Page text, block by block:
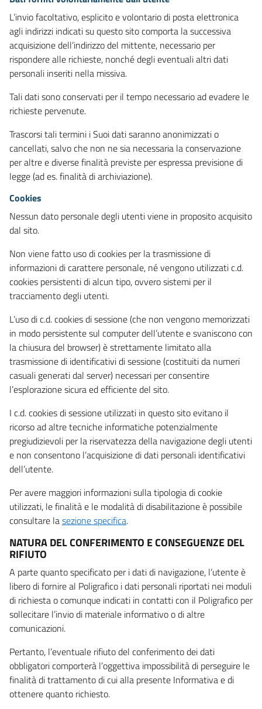
L’invio facoltativo, esplicito e volontario di posta elettronica
agli indirizzi indicati su questo sito comporta la successiva
acquisizione dell’indirizzo del mittente, necessario per
rispondere alle richieste, nonché degli eventuali altri dati
personali inseriti nella missiva.
Tali dati sono conservati per il tempo necessario ad evadere le
richieste pervenute.
Trascorsi tali termini i Suoi dati saranno anonimizzati o
cancellati, salvo che non ne sia necessaria la conservazione
per altre e diverse finalità previste per espressa previsione di
legge (ad es. finalità di archiviazione).
Cookies
Nessun dato personale degli utenti viene in proposito acquisito
dal sito.
Non viene fatto uso di cookies per la trasmissione di
informazioni di carattere personale, né vengono utilizzati c.d.
cookies persistenti di alcun tipo, ovvero sistemi per il
tracciamento degli utenti.
L’uso di c.d. cookies di sessione (che non vengono memorizzati
in modo persistente sul computer dell’utente e svaniscono con
la chiusura del browser) è strettamente limitato alla
trasmissione di identificativi di sessione (costituiti da numeri
casuali generati dal server) necessari per consentire
l’esplorazione sicura ed efficiente del sito.
I c.d. cookies di sessione utilizzati in questo sito evitano il
ricorso ad altre tecniche informatiche potenzialmente
pregiudizievoli per la riservatezza della navigazione degli utenti
e non consentono l’acquisizione di dati personali identificativi
dell’utente.
Per avere maggiori informazioni sulla tipologia di cookie
utilizzati, le finalità e le modalità di disabilitazione è possibile
consultare lasezione specifica.
NATURA DEL CONFERIMENTO E CONSEGUENZE DEL
RIFIUTO
A parte quanto specificato per i dati di navigazione, l’utente è
libero di fornire al Poligrafico i dati personali riportati nei moduli
di richiesta o comunque indicati in contatti con il Poligrafico per
sollecitare l’invio di materiale informativo o di altre
comunicazioni.
Pertanto, l’eventuale rifiuto del conferimento dei dati
obbligatori comporterà l’oggettiva impossibilità di perseguire le
finalità di trattamento di cui alla presente Informativa e di
ottenere quanto richiesto.